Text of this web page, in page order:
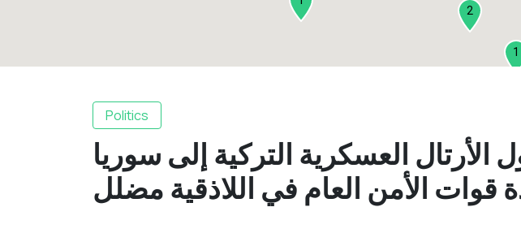
2
1
1
Politics
الأرتال العسكرية التركية إلى سوريا
قوات الأمن العام في اللاذقية مضلل